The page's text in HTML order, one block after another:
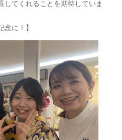
してくれることを期待していま
念に！】